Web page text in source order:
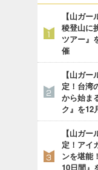
【山ガ
稜登山に
ツアー』
催
【山ガ
定！台湾
から始ま
ク』を12
【山ガ
定！アイ
ンを堪能
10日間』